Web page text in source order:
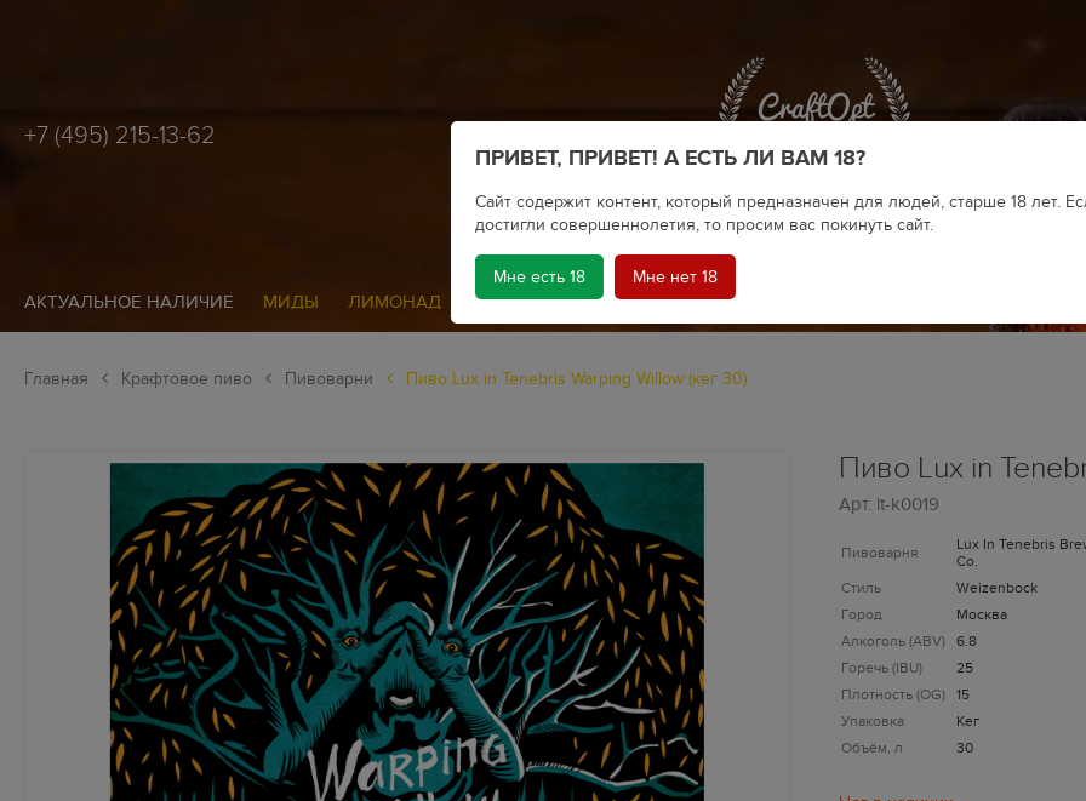
+7 (495) 215-13-62
АКТУАЛЬНОЕ НАЛИЧИЕ МИДЫ ЛИМОНАД СИДР КРАФТОВОЕ ПИВО
Главная Крафтовое пиво Пивоварни Пиво Lux in Tenebris Warping Willow (кег 30)
Пиво Lux in
Арт. lt-k0019
Пивоварня
Lux In Tenebris
Co.
Стиль
Weizenbock
Город
Москва
Алкоголь (ABV)
6.8
Горечь (IBU)
25
Плотность (OG)
15
Упаковка
Кег
Объём, л
30
ПРИВЕТ, ПРИВЕТ! А ЕСТЬ ЛИ ВАМ 18?
Сайт содержит контент, который предназначен для людей, старше 18 лет.
достигли совершеннолетия, то просим вас покинуть сайт.
Мне есть 18 Мне нет 18